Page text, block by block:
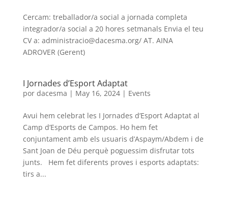
Cercam: treballador/a social a jornada completa
integrador/a social a 20 hores setmanals Envia el teu
CV a: administracio@dacesma.org/ AT. AINA
ADROVER (Gerent)
I Jornades d’Esport Adaptat
por dacesma | May 16, 2024| Events
Avui hem celebrat les I Jornades d’Esport Adaptat al
Camp d’Esports de Campos. Ho hem fet
conjuntament amb els usuaris d’Aspaym/Abdem i de
Sant Joan de Déu perquè poguessim disfrutar tots
junts. Hem fet diferents proves i esports adaptats:
tirs a...